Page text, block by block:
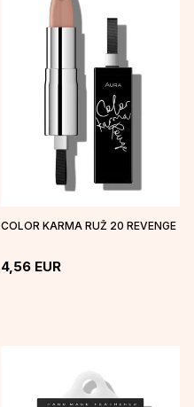
COLOR KARMA RUŽ 20 REVENGE
4,56 EUR